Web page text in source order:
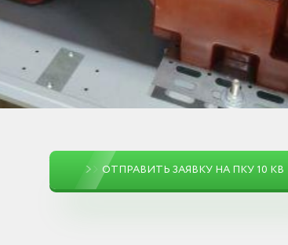
ОТПРАВИТЬ ЗАЯВКУ НА ПКУ 10 КВ